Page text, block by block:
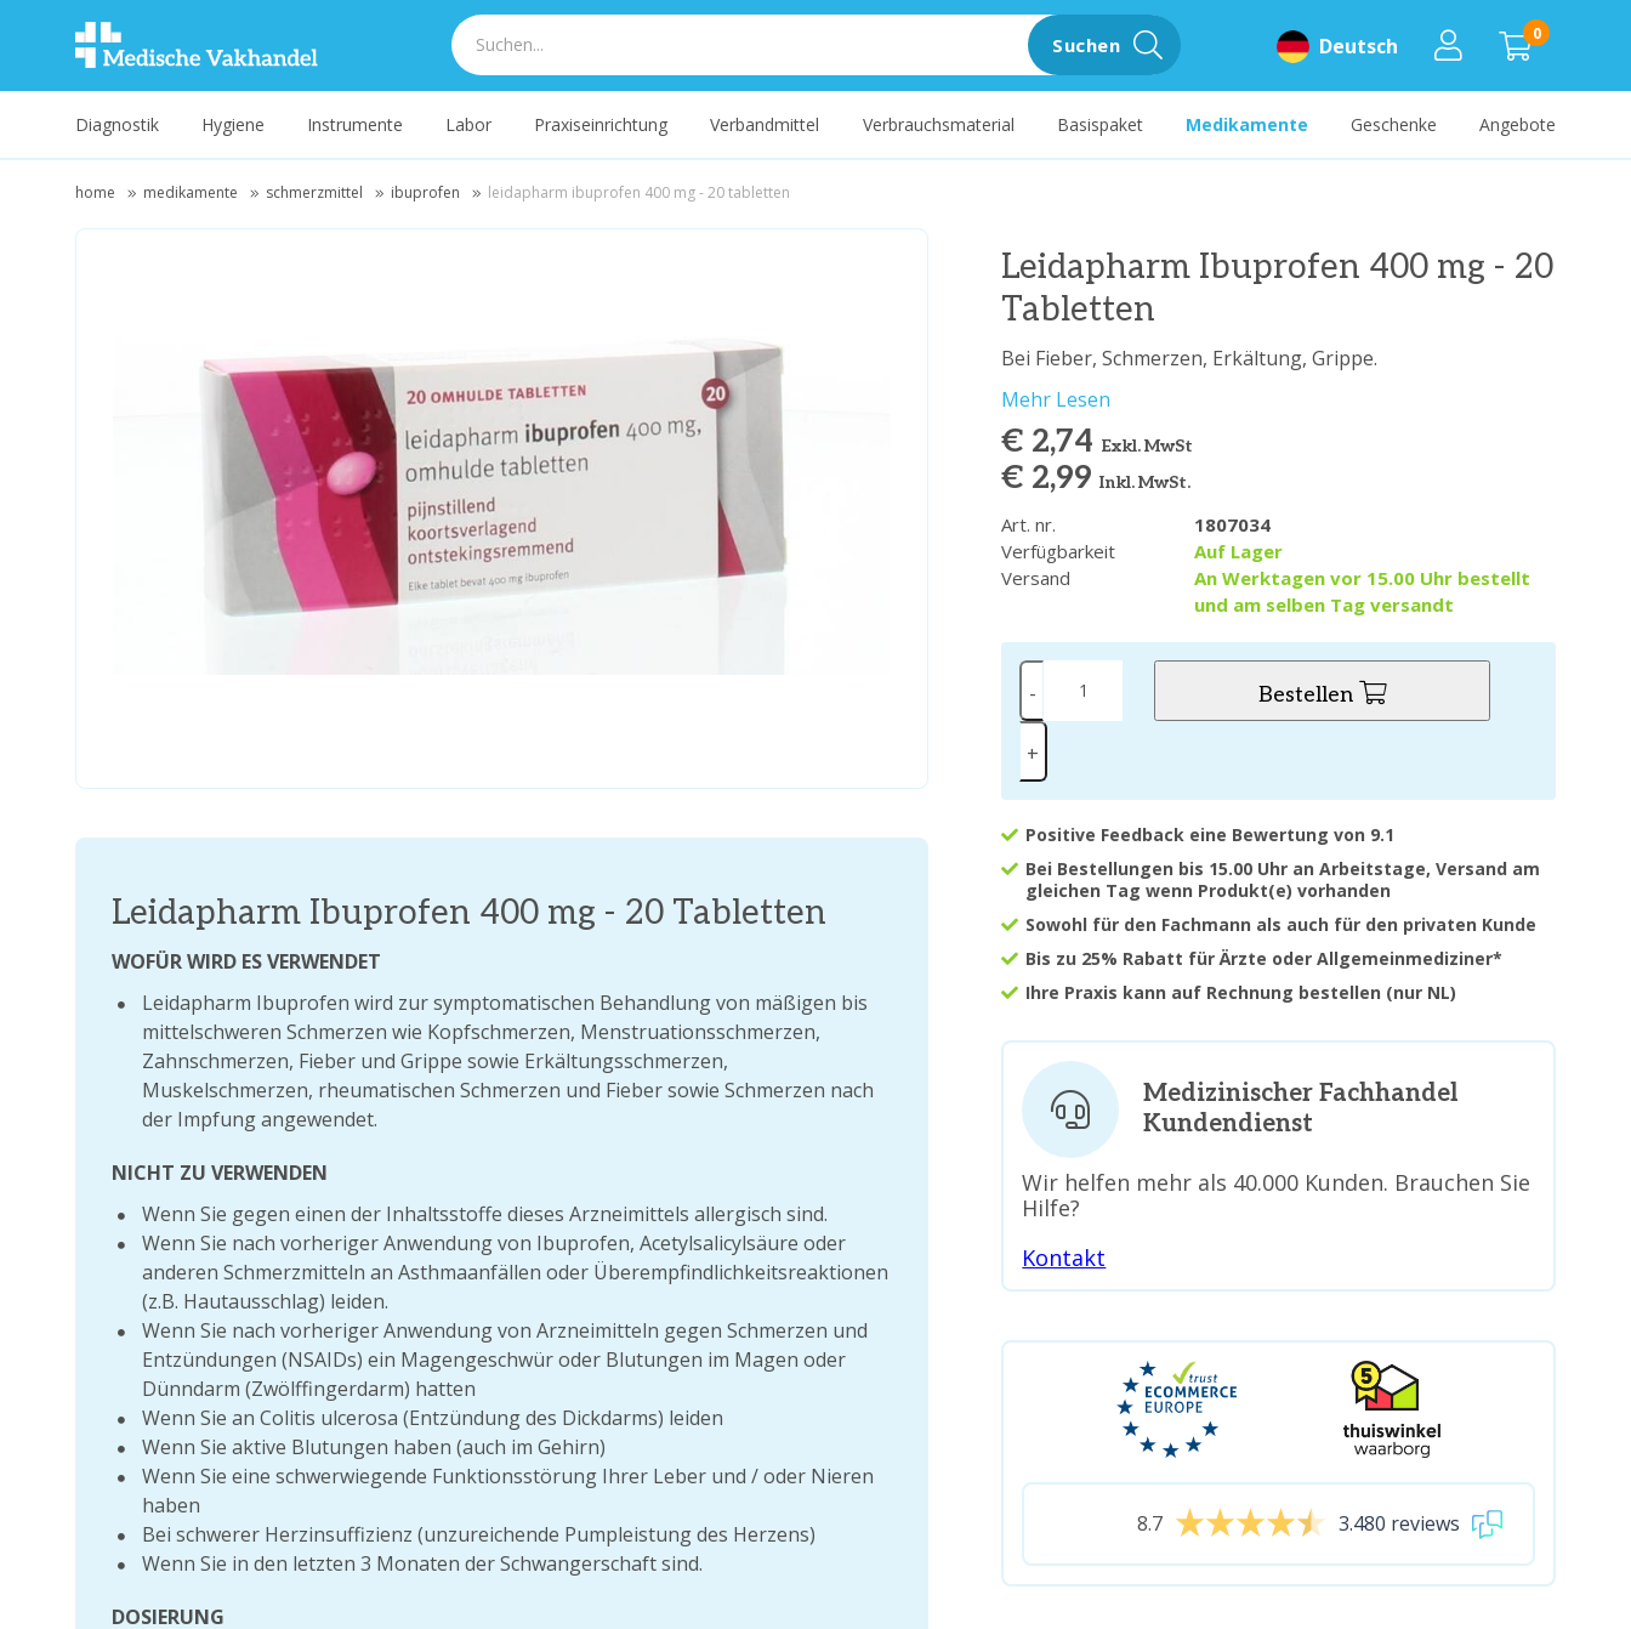
0
Deutsch
Suchen
Diagnostik Hygiene Instrumente Labor Praxiseinrichtung Verbandmittel Verbrauchsmaterial Basispaket Medikamente Geschenke Angebote
home medikamente schmerzmittel ibuprofen leidapharm ibuprofen 400 mg - 20 tabletten
Leidapharm Ibuprofen 400 mg - 20
Tabletten
Bei Fieber, Schmerzen, Erkältung, Grippe.
Mehr Lesen
€ 2,74 Exkl. MwSt
€ 2,99Inkl. MwSt.
Art. nr.
1807034
Verfügbarkeit
Auf Lager
Versand
An Werktagen vor 15.00 Uhr bestellt
und am selben Tag versandt
-
+
Bestellen
Positive Feedback eine Bewertung von 9.1
Bei Bestellungen bis 15.00 Uhr an Arbeitstage, Versand am
gleichen Tag wenn Produkt(e) vorhanden
Sowohl für den Fachmann als auch für den privaten Kunde
Bis zu 25% Rabatt für Ärzte oder Allgemeinmediziner*
Ihre Praxis kann auf Rechnung bestellen (nur NL)
Leidapharm Ibuprofen 400 mg - 20 Tabletten
WOFÜR WIRD ES VERWENDET
Leidapharm Ibuprofen wird zur symptomatischen Behandlung von mäßigen bis
mittelschweren Schmerzen wie Kopfschmerzen, Menstruationsschmerzen,
Zahnschmerzen, Fieber und Grippe sowie Erkältungsschmerzen,
Muskelschmerzen, rheumatischen Schmerzen und Fieber sowie Schmerzen nach
der Impfung angewendet.
NICHT ZU VERWENDEN
Wenn Sie gegen einen der Inhaltsstoffe dieses Arzneimittels allergisch sind.
Wenn Sie nach vorheriger Anwendung von Ibuprofen, Acetylsalicylsäure oder
anderen Schmerzmitteln an Asthmaanfällen oder Überempfindlichkeitsreaktionen
(z.B. Hautausschlag) leiden.
Wenn Sie nach vorheriger Anwendung von Arzneimitteln gegen Schmerzen und
Entzündungen (NSAIDs) ein Magengeschwür oder Blutungen im Magen oder
Dünndarm (Zwölffingerdarm) hatten
Wenn Sie an Colitis ulcerosa (Entzündung des Dickdarms) leiden
Wenn Sie aktive Blutungen haben (auch im Gehirn)
Wenn Sie eine schwerwiegende Funktionsstörung Ihrer Leber und / oder Nieren
haben
Bei schwerer Herzinsuffizienz (unzureichende Pumpleistung des Herzens)
Wenn Sie in den letzten 3 Monaten der Schwangerschaft sind.
DOSIERUNG
Medizinischer Fachhandel
Kundendienst
Wir helfen mehr als 40.000 Kunden. Brauchen Sie
Hilfe?
Kontakt
8.7 3.480 reviews